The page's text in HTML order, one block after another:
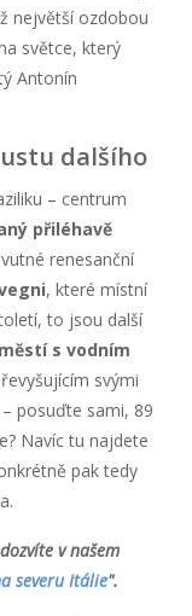
největší ozdobou
světce, který
Antonín
dalšího
– centrum
přiléhavě
renesanční
, které místní
to jsou další
s vodním
svými
posuďte sami, 89
Navíc tu najdete
pak tedy
v našem
severu Itálie".